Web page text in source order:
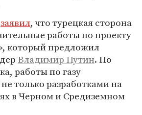
заявил, что турецкая сторона
работы по проекту
который предложил
Владимир Путин. По
работы по газу
только разработками на
в Черном и Средиземном